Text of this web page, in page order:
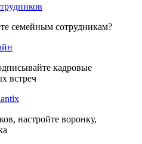
семейным сотрудникам?
кадровые
встреч
настройте воронку,